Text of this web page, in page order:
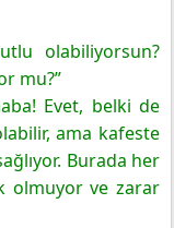
olabiliyorsun?
mu?”
Evet, belki de
ama kafeste
Burada her
olmuyor ve zarar